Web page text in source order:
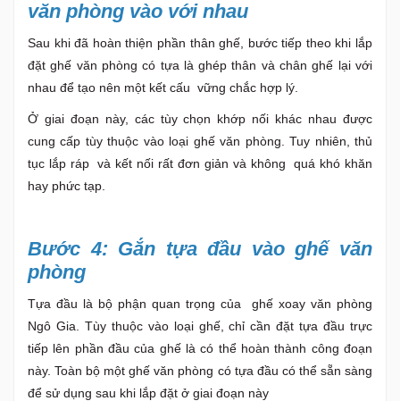
văn phòng vào với nhau
Sau khi đã hoàn thiện phần thân ghế, bước tiếp theo khi lắp
đặt ghế văn phòng có tựa là ghép thân và chân ghế lại với
nhau để tạo nên một kết cấu vững chắc hợp lý.
Ở giai đoạn này, các tùy chọn khớp nối khác nhau được
cung cấp tùy thuộc vào loại ghế văn phòng. Tuy nhiên, thủ
tục lắp ráp và kết nối rất đơn giản và không quá khó khăn
hay phức tạp.
Bước 4: Gắn tựa đầu vào ghế văn
phòng
Tựa đầu là bộ phận quan trọng của ghế xoay văn phòng
Ngô Gia. Tùy thuộc vào loại ghế, chỉ cần đặt tựa đầu trực
tiếp lên phần đầu của ghế là có thể hoàn thành công đoạn
này. Toàn bộ một ghế văn phòng có tựa đầu có thể sẵn sàng
để sử dụng sau khi lắp đặt ở giai đoạn này